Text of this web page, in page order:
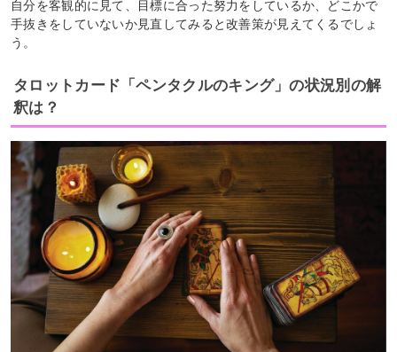
自分を客観的に見て、目標に合った努力をしているか、どこかで
手抜きをしていないか見直してみると改善策が見えてくるでしょ
う。
タロットカード「ペンタクルのキング」の状況別の解
釈は？